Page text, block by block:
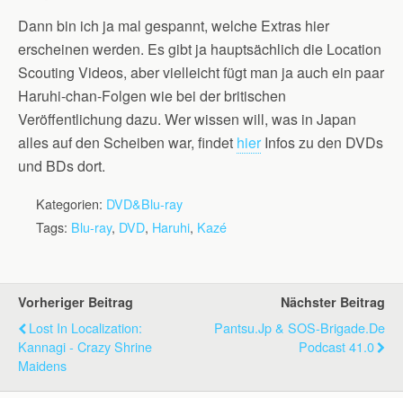
Dann bin ich ja mal gespannt, welche Extras hier
erscheinen werden. Es gibt ja hauptsächlich die Location
Scouting Videos, aber vielleicht fügt man ja auch ein paar
Haruhi-chan-Folgen wie bei der britischen
Veröffentlichung dazu. Wer wissen will, was in Japan
alles auf den Scheiben war, findet hierInfos zu den DVDs
und BDs dort.
Kategorien: DVD&Blu-ray
Tags: Blu-ray, DVD, Haruhi, Kazé
Vorheriger Beitrag
Lost In Localization:
Kannagi - Crazy Shrine
Maidens
Nächster Beitrag
Pantsu.jp & SOS-Brigade.de
Podcast 41.0